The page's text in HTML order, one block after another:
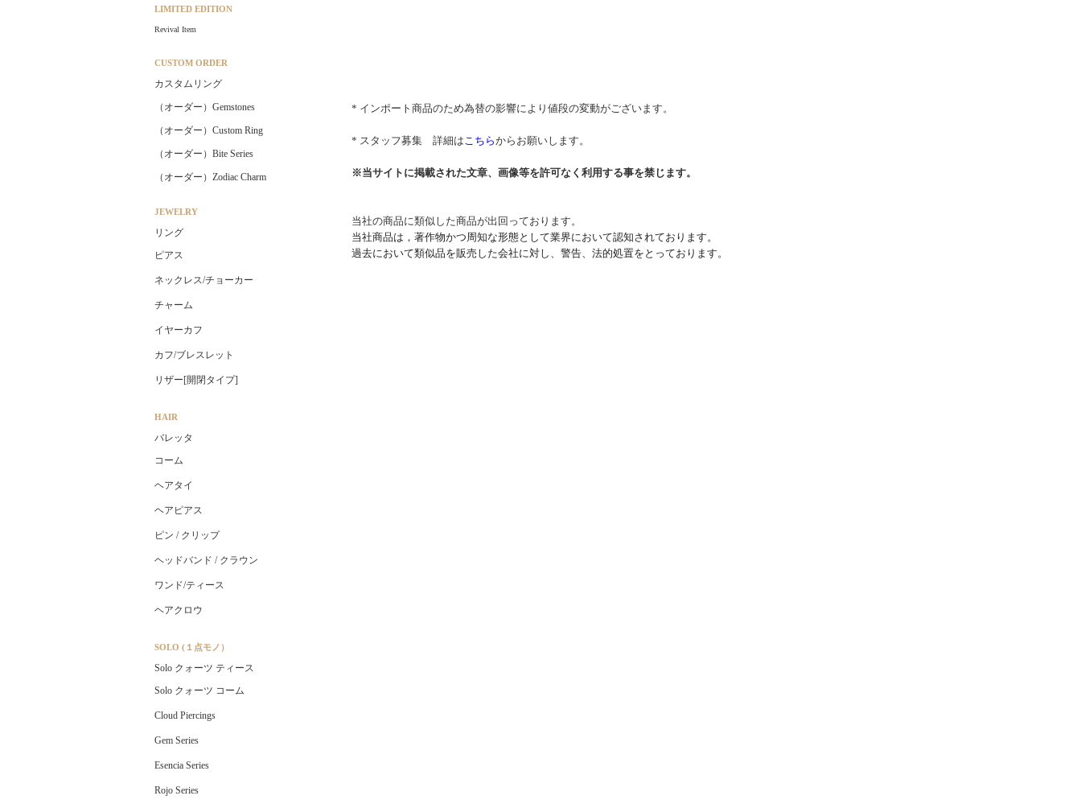
* インポート商品のため為替の影響により値段の変動がございます。
* スタッフ募集 詳細はこちらからお願いします。
※当サイトに掲載された文章、画像等を許可なく利用する事を禁じます。
当社の商品に類似した商品が出回っております。
当社商品は，著作物かつ周知な形態として業界において認知されております。
過去において類似品を販売した会社に対し、警告、法的処置をとっております。
LIMITED EDITION
Revival Item
CUSTOM ORDER
カスタムリング
（オーダー）Gemstones
（オーダー）Custom Ring
（オーダー）Bite Series
（オーダー）Zodiac Charm
JEWELRY
リング
ピアス
ネックレス/チョーカー
チャーム
イヤーカフ
カフ/ブレスレット
リザー[開閉タイプ]
HAIR
バレッタ
コーム
ヘアタイ
ヘアピアス
ピン / クリップ
ヘッドバンド / クラウン
ワンド/ティース
ヘアクロウ
SOLO (１点モノ）
Solo クォーツ ティース
Solo クォーツ コーム
Cloud Piercings
Gem Series
Esencia Series
Rojo Series